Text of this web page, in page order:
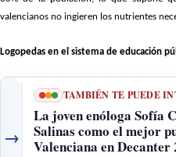
valencianos no ingieren los nutrientes
Logopedas en el sistema de educación
→
TAMBIÉN TE PUEDE
La joven enóloga Sofía
Salinas como el mejor
Valenciana en Decanter